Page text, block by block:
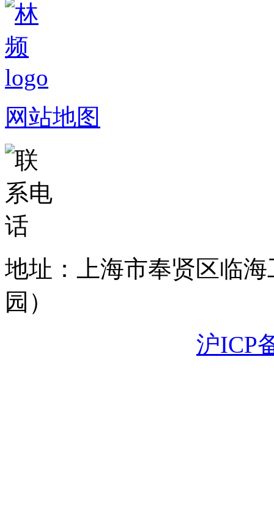
网站地图
地址：上海市奉贤区临
园）
沪ICP